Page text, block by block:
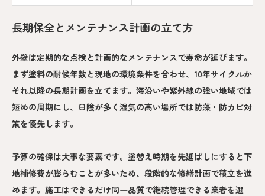
長期保全とメンテナンス計画の立て方
外壁は定期的な点検と計画的なメンテナンスで寿命が延びます。
まず塗料の耐候年数と現地の環境条件を合わせ、10年サイクルか
それ以降の長期計画を立てます。海沿いや紫外線の強い地域では
短めの周期にし、日陰が多く湿気の高い場所では防藻・防カビ対
策を優先します。
予算の確保は大事な要素です。塗替え時期を先延ばしにすると下
地補修費が膨らむことが多いため、段階的な修繕計画で積立を進
めます。施工はできるだけ同一品質で継続管理できる業者を選